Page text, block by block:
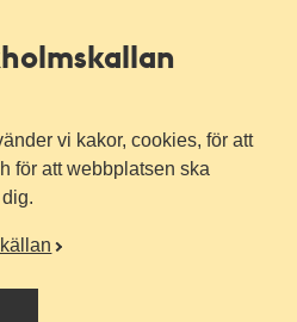
vi kakor, cookies, för att
för att webbplatsen ska